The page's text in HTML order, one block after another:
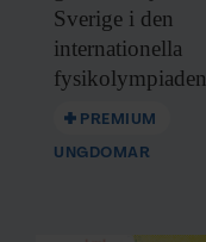
Dessa kan i sin tur
information som du
samlat in när du har
Sverige i den
internationella
PREMIUM
UNGDOMAR